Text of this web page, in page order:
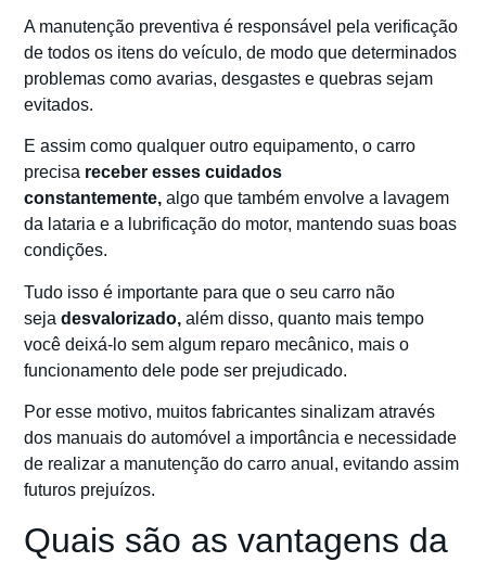
A manutenção preventiva é responsável pela verificação
de todos os itens do veículo, de modo que determinados
problemas como avarias, desgastes e quebras sejam
evitados.
E assim como qualquer outro equipamento, o carro
precisa receber esses cuidados
constantemente, algo que também envolve a lavagem
da lataria e a lubrificação do motor, mantendo suas boas
condições.
Tudo isso é importante para que o seu carro não
seja desvalorizado, além disso, quanto mais tempo
você deixá-lo sem algum reparo mecânico, mais o
funcionamento dele pode ser prejudicado.
Por esse motivo, muitos fabricantes sinalizam através
dos manuais do automóvel a importância e necessidade
de realizar a manutenção do carro anual, evitando assim
futuros prejuízos.
Quais são as vantagens da